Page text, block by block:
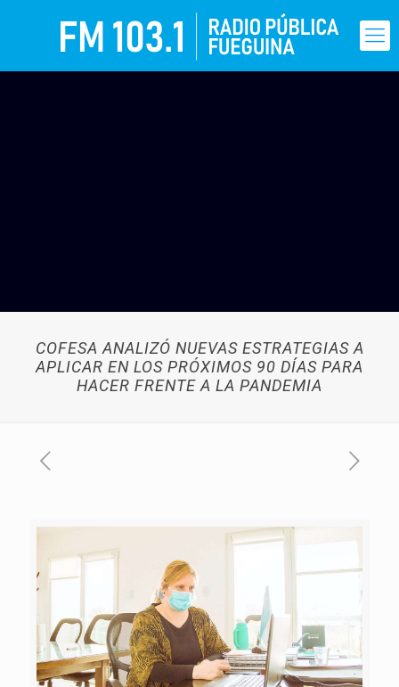
COFESA ANALIZÓ NUEVAS ESTRATEGIAS A
APLICAR EN LOS PRÓXIMOS 90 DÍAS PARA
HACER FRENTE A LA PANDEMIA